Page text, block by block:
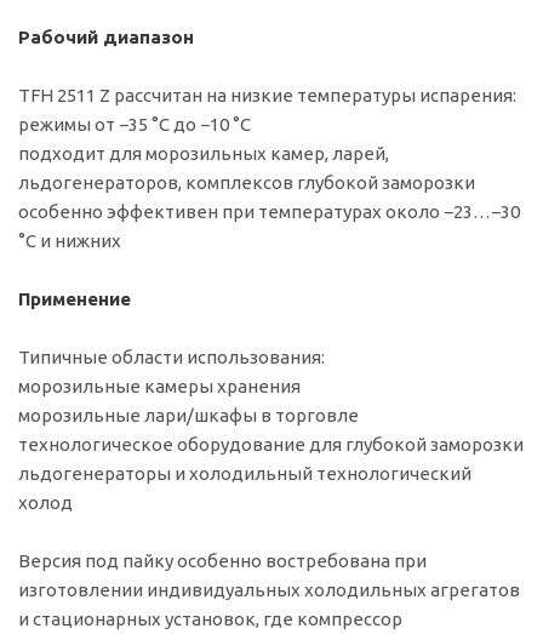
Рабочий диапазон
TFH 2511 Z рассчитан на низкие температуры испарения:
режимы от −35 °C до −10 °C
подходит для морозильных камер, ларей,
льдогенераторов, комплексов глубокой заморозки
особенно эффективен при температурах около −23…−30
°C и нижних
Применение
Типичные области использования:
морозильные камеры хранения
морозильные лари/шкафы в торговле
технологическое оборудование для глубокой заморозки
льдогенераторы и холодильный технологический
холод
Версия под пайку особенно востребована при
изготовлении индивидуальных холодильных агрегатов
и стационарных установок, где компрессор